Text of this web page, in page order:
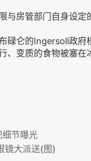
与房管部门自身设
碌仑的Ingersoll政
、变质的食物被塞
细节曝光
镜大派送(图)